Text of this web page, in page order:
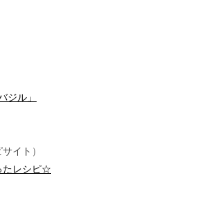
ル」
イト）
たレシピ☆